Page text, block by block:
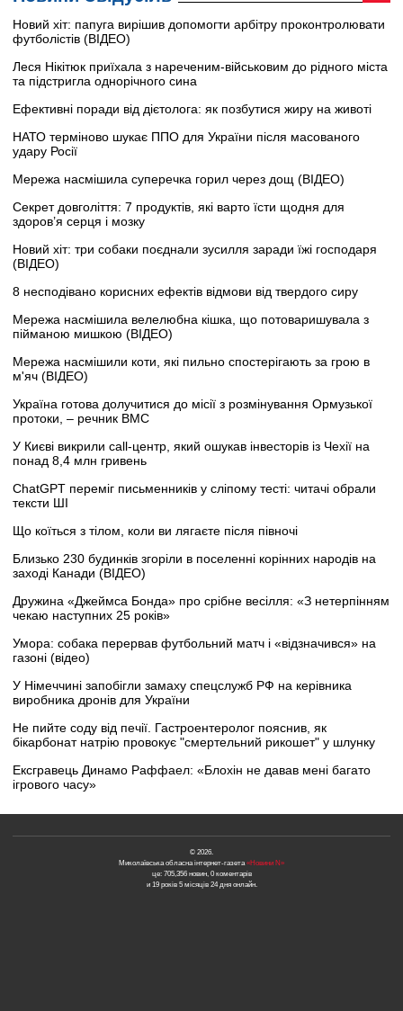
Новий хіт: папуга вирішив допомогти арбітру проконтролювати
футболістів (ВІДЕО)
Леся Нікітюк приїхала з нареченим-військовим до рідного міста
та підстригла однорічного сина
Ефективні поради від дієтолога: як позбутися жиру на животі
НАТО терміново шукає ППО для України після масованого
удару Росії
Мережа насмішила суперечка горил через дощ (ВІДЕО)
Секрет довголіття: 7 продуктів, які варто їсти щодня для
здоров’я серця і мозку
Новий хіт: три собаки поєднали зусилля заради їжі господаря
(ВІДЕО)
8 несподівано корисних ефектів відмови від твердого сиру
Мережа насмішила велелюбна кішка, що потоваришувала з
пійманою мишкою (ВІДЕО)
Мережа насмішили коти, які пильно спостерігають за грою в
м'яч (ВІДЕО)
Україна готова долучитися до місії з розмінування Ормузької
протоки, – речник ВМС
У Києві викрили call-центр, який ошукав інвесторів із Чехії на
понад 8,4 млн гривень
ChatGPT переміг письменників у сліпому тесті: читачі обрали
тексти ШІ
Що коїться з тілом, коли ви лягаєте після півночі
Близько 230 будинків згоріли в поселенні корінних народів на
заході Канади (ВІДЕО)
Дружина «Джеймса Бонда» про срібне весілля: «З нетерпінням
чекаю наступних 25 років»
Умора: собака перервав футбольний матч і «відзначився» на
газоні (відео)
У Німеччині запобігли замаху спецслужб РФ на керівника
виробника дронів для України
Не пийте соду від печії. Гастроентеролог пояснив, як
бікарбонат натрію провокує "смертельний рикошет" у шлунку
Ексгравець Динамо Раффаел: «Блохін не давав мені багато
ігрового часу»
© 2026.
Миколаївська обласна інтернет-газета«Новини N»
це: 705,356 новин, 0 коментарів
и 19 років 5 місяців 24 дня онлайн.